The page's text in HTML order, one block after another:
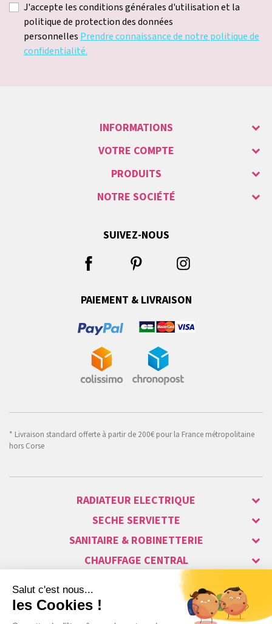
J'accepte les conditions générales d'utilisation et la
politique de protection des données
personnelles Prendre connaissance de notre politique de
confidentialité.
INFORMATIONS
VOTRE COMPTE
PRODUITS
NOTRE SOCIÉTÉ
SUIVEZ-NOUS
PAIEMENT & LIVRAISON
* Livraison standard offerte à partir de 200€ pour la France métropolitaine
hors Corse
RADIATEUR ELECTRIQUE
SECHE SERVIETTE
SANITAIRE & ROBINETTERIE
CHAUFFAGE CENTRAL
ALARME & SÉCURITÉ
MAISON CONNECTÉE
VISIOPHONE & INTERPHONE